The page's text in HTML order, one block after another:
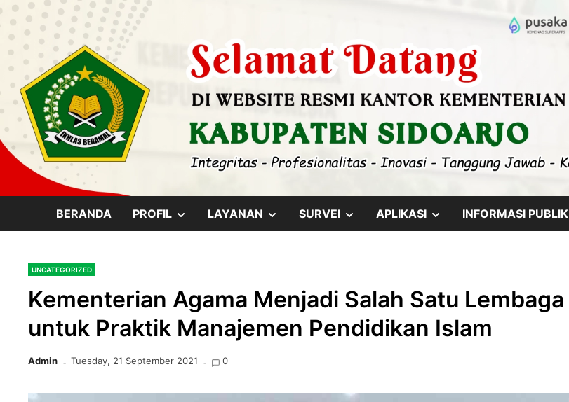
content
Skip
BERANDA PROFIL SHOWLAYANAN SHOWSURVEI SHOWAPLIKASI SHOWINFORMASI PUBLIK
UNCATEGORIZED
Kementerian Agama Menjadi Salah Satu Lembaga
untuk Praktik Manajemen Pendidikan Islam
Admin Tuesday, 21 September 2021 0